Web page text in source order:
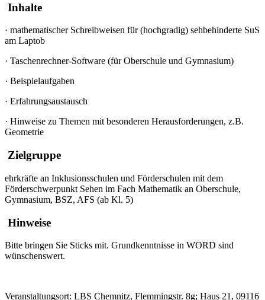
Inhalte
· mathematischer Schreibweisen für (hochgradig) sehbehinderte SuS
am Laptob
· Taschenrechner-Software (für Oberschule und Gymnasium)
· Beispielaufgaben
· Erfahrungsaustausch
· Hinweise zu Themen mit besonderen Herausforderungen, z.B.
Geometrie
Zielgruppe
ehrkräfte an Inklusionsschulen und Förderschulen mit dem
Förderschwerpunkt Sehen im Fach Mathematik an Oberschule,
Gymnasium, BSZ, AFS (ab Kl. 5)
Hinweise
Bitte bringen Sie Sticks mit. Grundkenntnisse in WORD sind
wünschenswert.
Veranstaltungsort: LBS Chemnitz, Flemmingstr. 8g; Haus 21, 09116